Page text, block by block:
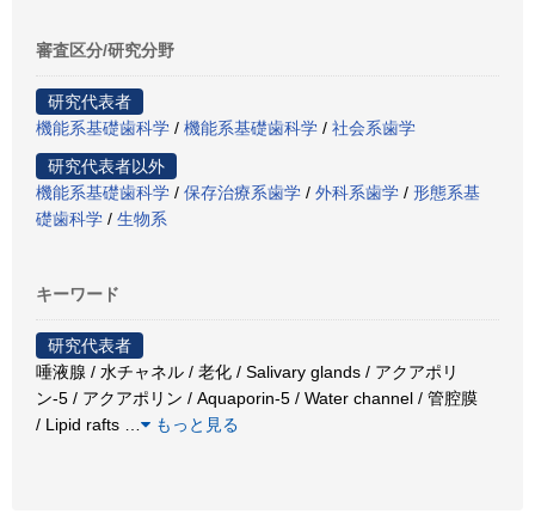
審査区分/研究分野
研究代表者
機能系基礎歯科学 / 機能系基礎歯科学 / 社会系歯学
研究代表者以外
機能系基礎歯科学 / 保存治療系歯学 / 外科系歯学 / 形態系基
礎歯科学 / 生物系
キーワード
研究代表者
唾液腺 / 水チャネル / 老化 / Salivary glands / アクアポリ
ン-5 / アクアポリン / Aquaporin-5 / Water channel / 管腔膜
/ Lipid rafts
もっと見る